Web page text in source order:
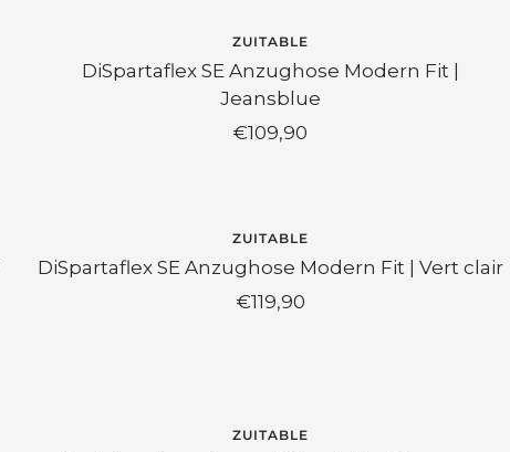
ZUITABLE
DiSpartaflex SE Anzughose Modern Fit |
Jeansblue
Prix
€109,90
ZUITABLE
DiSpartaflex SE Anzughose Modern Fit | Vert clair
Prix
€119,90
ZUITABLE